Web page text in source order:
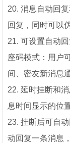
20. 消息自动回
回复，同时可以
21. 可设置自动
座码模式：用户
间、密友新消息
22. 延时挂断和
息时间显示的位置
23. 挂断后可自
动回复一条消息